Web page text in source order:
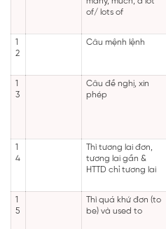
of/ lots of
1
2
Câu mệnh lệnh
1
3
Câu đề nghị, xin
phép
1
4
Thì tương lai đơn,
tương lai gần &
HTTD chỉ tương lai
1
5
Thì quá khứ đơn (to
be) và used to